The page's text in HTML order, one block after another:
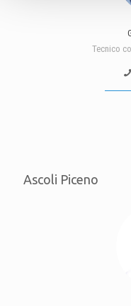
Tecnico
Ascoli Piceno